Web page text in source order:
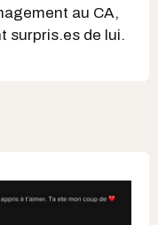
au CA,
surpris.es de lui.